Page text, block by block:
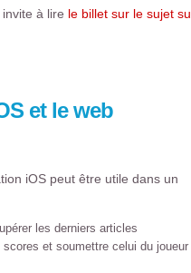
à lire le billet sur le sujet
et le web
iOS peut être utile dans un
les derniers articles
et soumettre celui du joueur